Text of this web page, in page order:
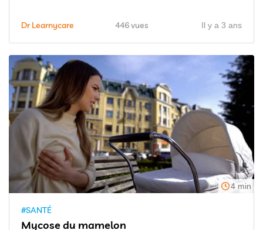
Dr Learnycare 446 vues Il y a 3 ans
4 min
#SANTÉ
Mycose du mamelon